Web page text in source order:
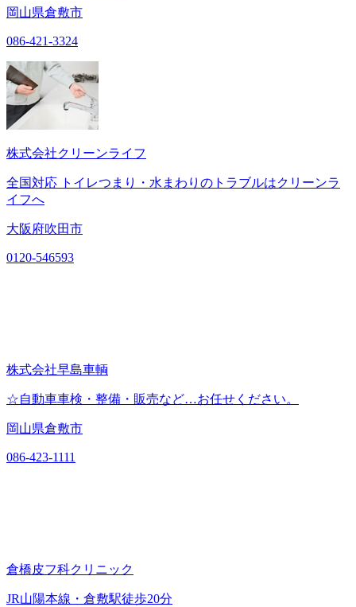
岡山県倉敷市
086-421-3324
株式会社クリーンライフ
全国対応 トイレつまり・水まわりのトラブルはクリーンラ
イフへ
大阪府吹田市
0120-546593
株式会社早島車輌
☆自動車車検・整備・販売など…お任せください。
岡山県倉敷市
086-423-1111
倉橋皮フ科クリニック
JR山陽本線・倉敷駅徒歩20分